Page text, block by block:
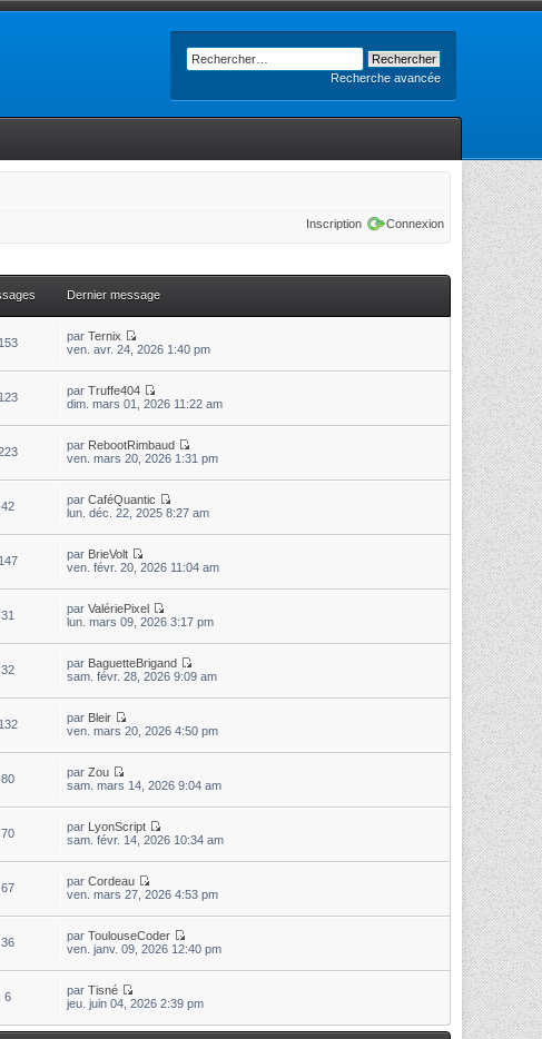
Recherche avancée
Inscription Connexion
Dernier message
153 parTernix
ven. avr. 24, 2026 1:40 pm
123 parTruffe404
dim. mars 01, 2026 11:22 am
par RebootRimbaud
ven. mars 20, 2026 1:31 pm
42 parCaféQuantic
lun. déc. 22, 2025 8:27 am
147 par BrieVolt
ven. févr. 20, 2026 11:04 am
31 parValériePixel
lun. mars 09, 2026 3:17 pm
32 par BaguetteBrigand
sam. févr. 28, 2026 9:09 am
132 par Bleir
ven. mars 20, 2026 4:50 pm
80 parZou
sam. mars 14, 2026 9:04 am
70 par LyonScript
sam. févr. 14, 2026 10:34 am
67 parCordeau
ven. mars 27, 2026 4:53 pm
36 parToulouseCoder
ven. janv. 09, 2026 12:40 pm
6 parTisné
jeu. juin 04, 2026 2:39 pm